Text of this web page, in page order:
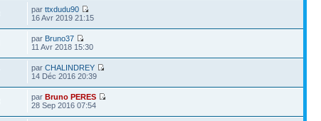
parttxdudu90
16 Avr 2019 21:15
par Bruno37
11 Avr 2018 15:30
parCHALINDREY
14 Déc 2016 20:39
parBruno PERES
28 Sep 2016 07:54